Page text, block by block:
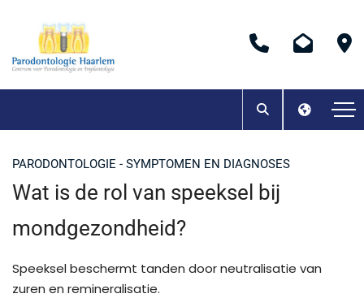
PARODONTOLOGIE - SYMPTOMEN EN DIAGNOSES
Wat is de rol van speeksel bij
mondgezondheid?
Speeksel beschermt tanden door neutralisatie van
zuren en remineralisatie.